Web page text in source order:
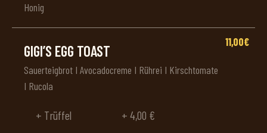
Honig
GIGI’S EGG TOAST
Sauerteigbrot I Avocadocreme I Rührei I Kirschtomate
I Rucola
+ Trüffel + 4,00 €
11,00€